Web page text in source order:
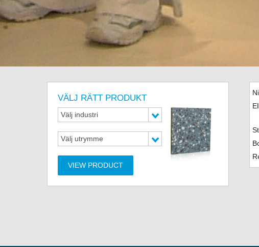
VÄLJ RÄTT PRODUKT
Välj industri
Välj utrymme
VIEW PRODUCT